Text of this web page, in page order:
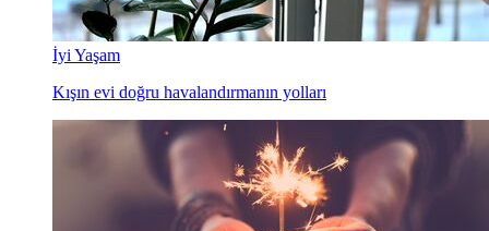
İyi Yaşam
Kışın evi doğru havalandırmanın yolları